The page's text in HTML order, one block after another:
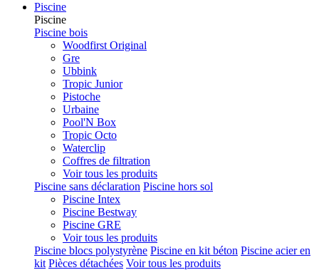
Piscine
Piscine
Piscine bois
Woodfirst Original
Gre
Ubbink
Tropic Junior
Pistoche
Urbaine
Pool'N Box
Tropic Octo
Waterclip
Coffres de filtration
Voir tous les produits
Piscine sans déclaration Piscine hors sol
Piscine Intex
Piscine Bestway
Piscine GRE
Voir tous les produits
Piscine blocs polystyrène Piscine en kit béton Piscine acier en
kit Pièces détachées Voir tous les produits